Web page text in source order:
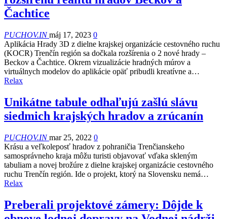
Čachtice
PUCHOV.INmáj 17, 2023 0
Aplikácia Hrady 3D z dielne krajskej organizácie cestovného ruchu
(KOCR) Trenčín región sa dočkala rozšírenia o 2 nové hrady –
Beckov a Čachtice. Okrem vizualizácie hradných múrov a
virtuálnych modelov do aplikácie opäť pribudli kreatívne a…
Relax
Unikátne tabule odhaľujú zašlú slávu
siedmich krajských hradov a zrúcanín
PUCHOV.INmar 25, 2022 0
Krásu a veľkoleposť hradov z pohraničia Trenčianskeho
samosprávneho kraja môžu turisti objavovať vďaka skleným
tabuliam a novej brožúre z dielne krajskej organizácie cestovného
ruchu Trenčín región. Ide o projekt, ktorý na Slovensku nemá…
Relax
Preberali projektové zámery: Dôjde k